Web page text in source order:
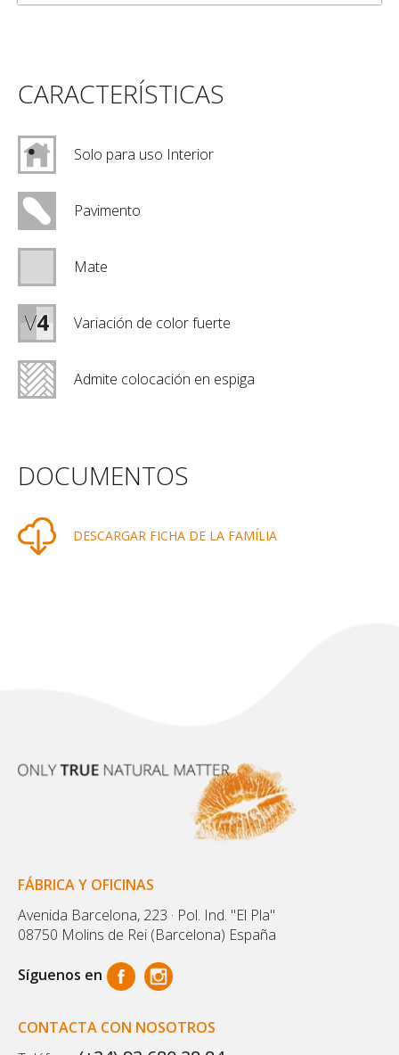
CARACTERÍSTICAS
Solo para uso Interior
Pavimento
Mate
Variación de color fuerte
Admite colocación en espiga
DOCUMENTOS
DESCARGAR FICHA DE LA FAMÍLIA
FÁBRICA Y OFICINAS
Avenida Barcelona, 223 · Pol. Ind. "El Pla"
08750 Molins de Rei (Barcelona) España
Síguenos en
CONTACTA CON NOSOTROS